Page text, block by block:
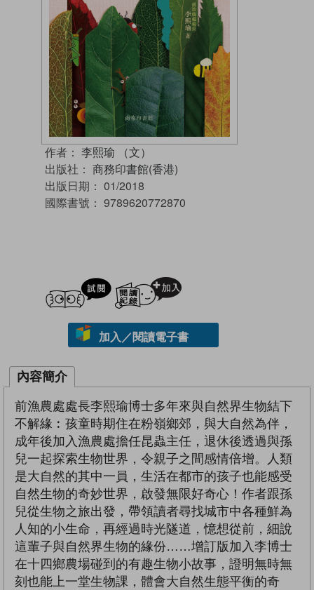
作者： 李熙瑜 （文）
出版社： 商務印書館(香港)
出版日期： 01/2018
國際書號： 9789620772870
試閲
加入／閱讀電子書
內容簡介
前漁農處處長李熙瑜博士多年來與自然界生物結下
不解緣︰孩童時期住在粉嶺鄉郊，與大自然為伴，
成年後加入漁農處擔任昆蟲主任，退休後透過與孫
兒一起探索生物世界，令親子之間感情倍增。人類
是大自然的其中一員，生活在都市的孩子也能感受
自然生物的奇妙世界，啟發無限好奇心！作者跟孫
兒從生物之旅出發，帶領讀者尋找城市中各種鮮為
人知的小生命，再經過時光隧道，憶想從前，細說
這輩子與自然界生物的緣份……增訂版加入李博士
在十四鄉農場碰到的有趣生物小故事，證明無時無
刻也能上一堂生物課，體會大自然生態平衡的奇